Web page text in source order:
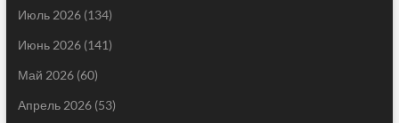
Июль 2026(134)
Июнь 2026(141)
Май 2026(60)
Апрель 2026(53)